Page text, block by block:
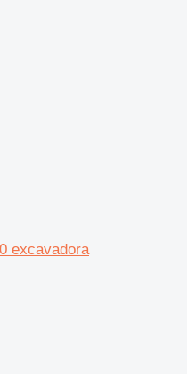
excavadora